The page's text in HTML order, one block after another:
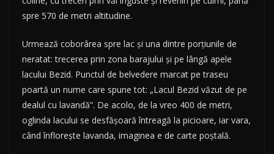
spre 570 de metri altitudine.
Urmează coborârea spre lac și una dintre porțiunile de
neratat: trecerea prin zona barajului și pe lângă apele
lacului Bezid. Punctul de belvedere marcat pe traseu
poartă un nume care spune tot: „Lacul Bezid văzut de pe
dealul cu lavandă”. De acolo, de la vreo 400 de metri,
oglinda lacului se desfășoară întreagă la picioare, iar vara,
când înflorește lavanda, imaginea e de carte poștală.